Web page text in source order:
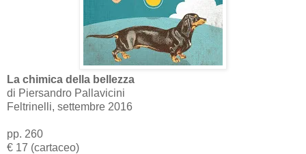
La chimica della bellezza
di Piersandro Pallavicini
Feltrinelli, settembre 2016
pp. 260
€ 17 (cartaceo)